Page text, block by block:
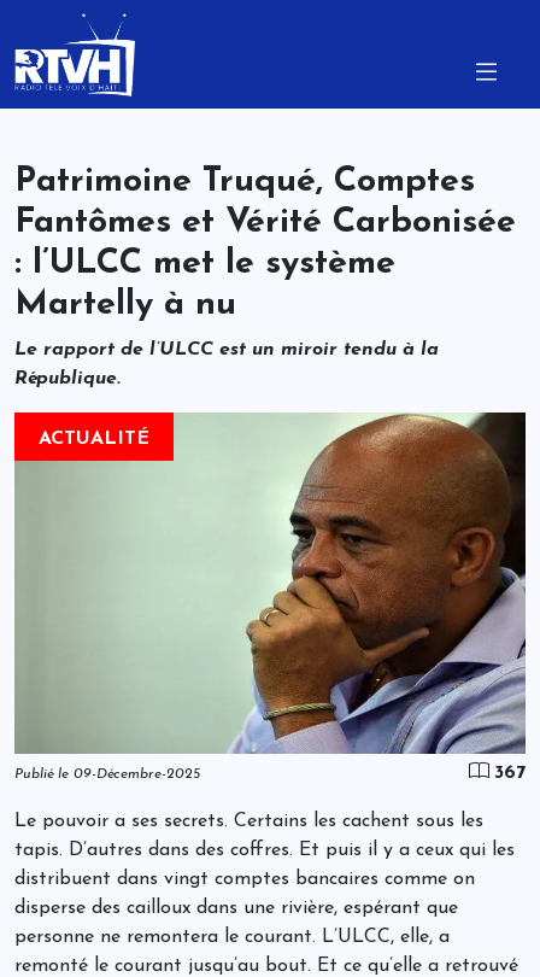
Patrimoine Truqué, Comptes
Fantômes et Vérité Carbonisée
: l’ULCC met le système
Martelly à nu
Le rapport de l’ULCC est un miroir tendu à la
République.
ACTUALITÉ
Publié le 09-Décembre-2025 367
Le pouvoir a ses secrets. Certains les cachent sous les
tapis. D’autres dans des coffres. Et puis il y a ceux qui les
distribuent dans vingt comptes bancaires comme on
disperse des cailloux dans une rivière, espérant que
personne ne remontera le courant. L’ULCC, elle, a
remonté le courant jusqu’au bout. Et ce qu’elle a retrouvé